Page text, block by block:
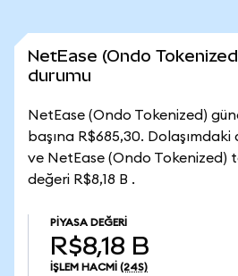
NetEase (Ondo
durumu
NetEase (Ondo Tokenized)
başına R$685,30. Dolaşımdaki
ve NetEase (Ondo Tokenized)
değeri R$8,18 B .
PIYASA DEĞERI
R$8,18 B
İŞLEM HACMI (24S)